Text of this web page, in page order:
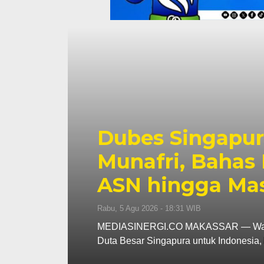
Temui Wali Kota
Kolaborasi Pelatihan
— Wali Kota Makassar, Munafri Arifuddin menerima audiensi